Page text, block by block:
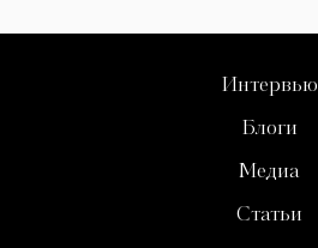
Интервью
Блоги
Медиа
Статьи